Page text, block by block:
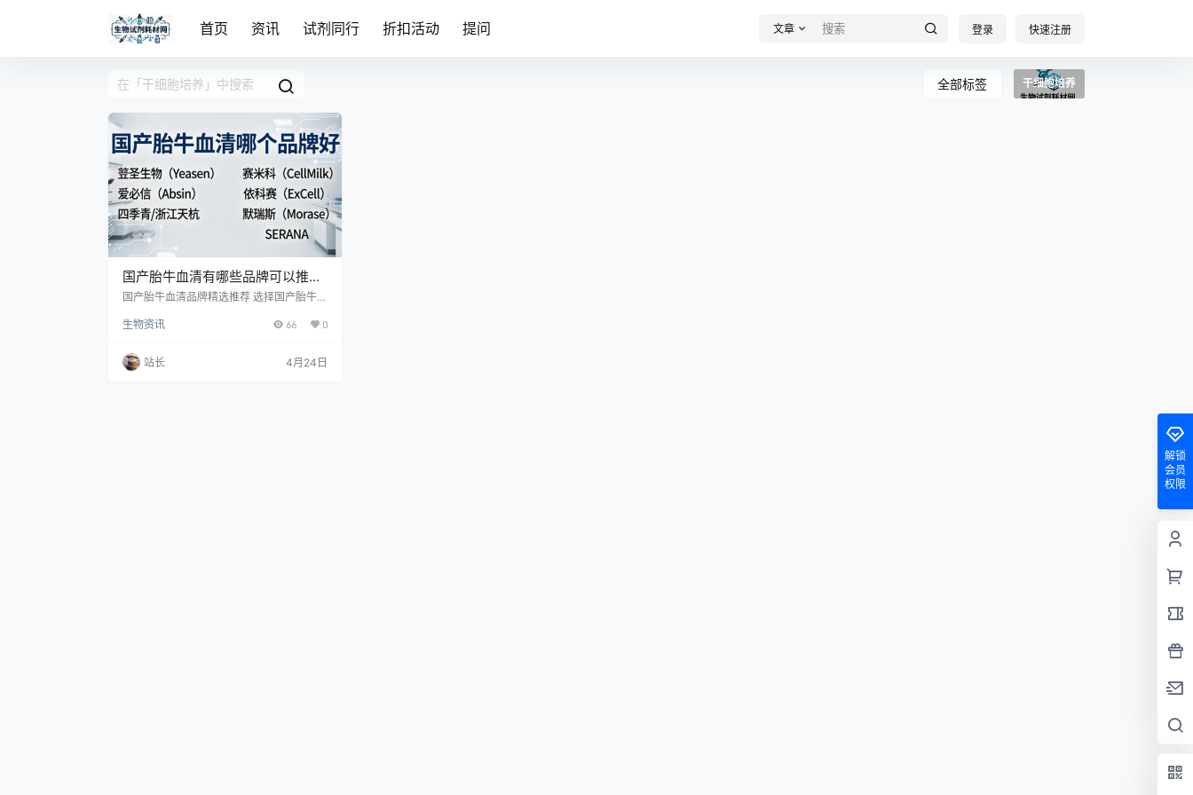
首页 资讯 试剂同行 折扣活动 提问 文章 登录 快速注册
全部标签 干细胞培养
国产胎牛血清有哪些品牌可以推
荐？
国产胎牛血清品牌精选推荐 选择国产胎牛血
求。各品牌在血源、工艺、质控、价格上差
理： 一、热门品牌核心信息 1. 翌圣生物（Y
easen） 核心特点：质控严格，高性价比
生物资讯 66 0
站长 4月24日
解锁
会员
权限